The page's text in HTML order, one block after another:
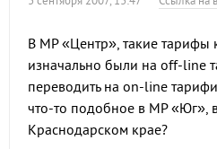
В МР «Центр», такие тарифы
изначально были на off-line
переводить на on-line
что-то подобное в МР «Юг»,
Краснодарском крае?